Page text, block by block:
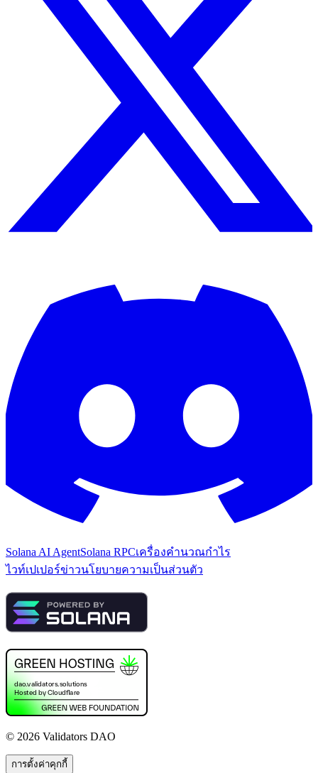
Solana AI AgentSolana RPCเครื่องคำนวณกำไร
ไวท์เปเปอร์ข่าวนโยบายความเป็นส่วนตัว
© 2026 Validators DAO
การตั้งค่าคุกกี้